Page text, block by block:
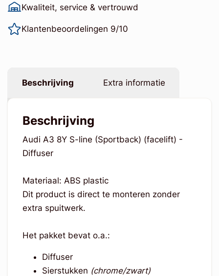
Kwaliteit, service & vertrouwd
Klantenbeoordelingen 9/10
Beschrijving Extra informatie
Beschrijving
Audi A3 8Y S-line (Sportback) (facelift) -
Diffuser
Materiaal: ABS plastic
Dit product is direct te monteren zonder
extra spuitwerk.
Het pakket bevat o.a.:
Diffuser
Sierstukken (chrome/zwart)